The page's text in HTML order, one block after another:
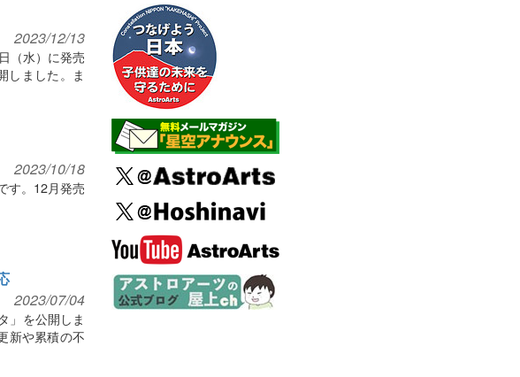
2023/12/13
（水）に発売
しました。ま
2023/10/18
す。12月発売
2023/07/04
」を公開しま
新や累積の不